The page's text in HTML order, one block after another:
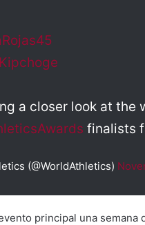
a closer look at the
finalists
(@WorldAthletics)
principal una